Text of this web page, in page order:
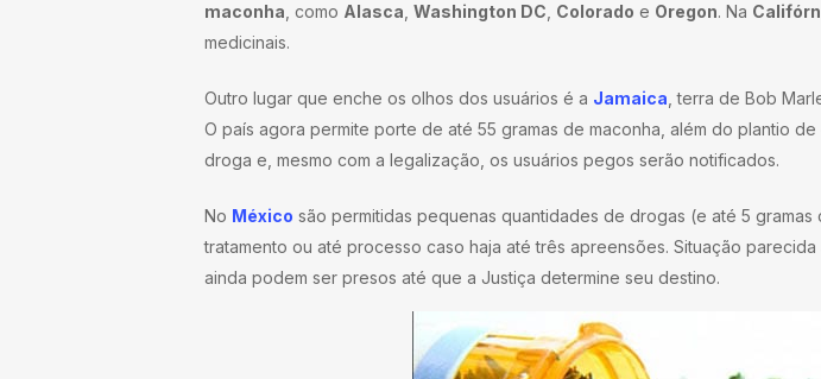
maconha , como Alasca Washington DC Colorado e Oregon. Na
medicinais.
Outro lugar que enche os olhos dos usuários é a Jamaica , terra de Bob
O país agora permite porte de até 55 gramas de maconha, além do plantio
droga e, mesmo com a legalização, os usuários pegos serão notificados.
No México são permitidas pequenas quantidades de drogas (e até 5
tratamento ou até processo caso haja até três apreensões. Situação
ainda podem ser presos até que a Justiça determine seu destino.